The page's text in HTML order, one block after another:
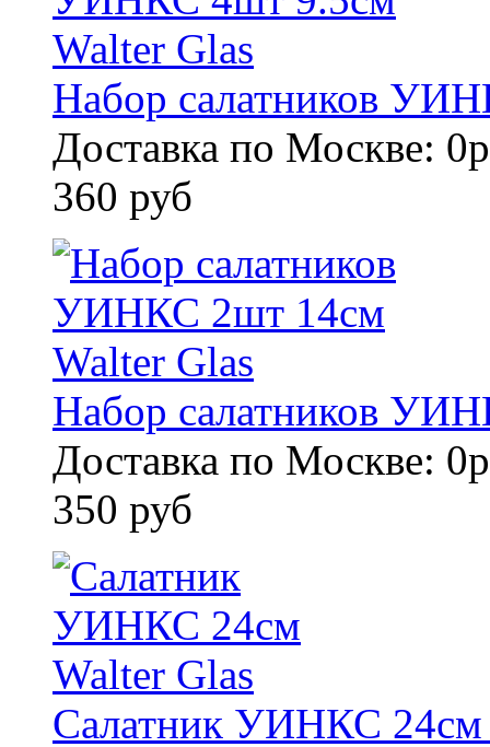
Набор салатников
Доставка по Москве:
360 руб
Набор салатников
Доставка по Москве:
350 руб
Салатник УИНКС 24см